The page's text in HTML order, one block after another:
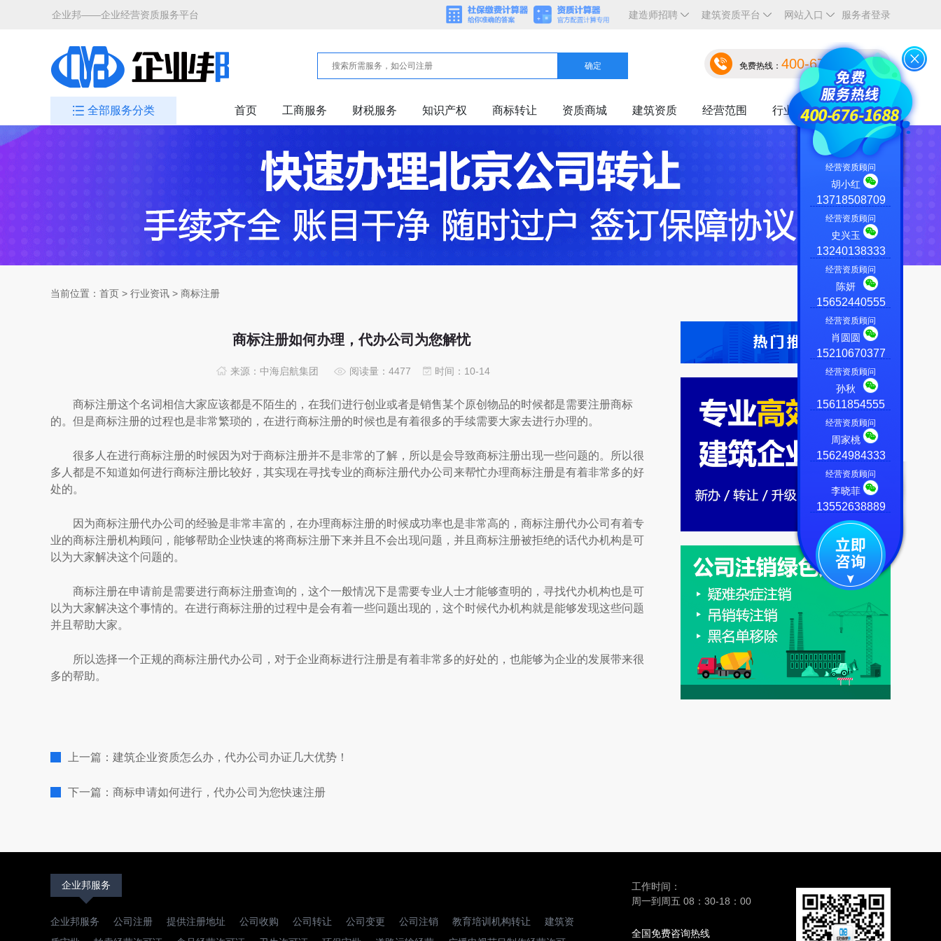
企业邦——企业经营资质服务平台 服务者登录
网站入口
建筑资质平台
建造师招聘
确定 免费热线： 400-676-1688
全部服务分类 首页 工商服务 财税服务 知识产权 商标转让 资质商城 建筑资质 经营范围 行业资讯 关于我们
当前位置： 首页 > 行业资讯 > 商标注册
商标注册如何办理，代办公司为您解忧
来源：中海启航集团 阅读量：4477 时间：10-14
商标注册这个名词相信大家应该都是不陌生的，在我们进行创业或者是销售某个原创物品的时候都是需要注册商标
的。但是商标注册的过程也是非常繁琐的，在进行商标注册的时候也是有着很多的手续需要大家去进行办理的。
很多人在进行商标注册的时候因为对于商标注册并不是非常的了解，所以是会导致商标注册出现一些问题的。所以很
多人都是不知道如何进行商标注册比较好，其实现在寻找专业的商标注册代办公司来帮忙办理商标注册是有着非常多的好
处的。
因为商标注册代办公司的经验是非常丰富的，在办理商标注册的时候成功率也是非常高的，商标注册代办公司有着专
业的商标注册机构顾问，能够帮助企业快速的将商标注册下来并且不会出现问题，并且商标注册被拒绝的话代办机构是可
以为大家解决这个问题的。
商标注册在申请前是需要进行商标注册查询的，这个一般情况下是需要专业人士才能够查明的，寻找代办机构也是可
以为大家解决这个事情的。在进行商标注册的过程中是会有着一些问题出现的，这个时候代办机构就是能够发现这些问题
并且帮助大家。
所以选择一个正规的商标注册代办公司，对于企业商标进行注册是有着非常多的好处的，也能够为企业的发展带来很
多的帮助。
上一篇：建筑企业资质怎么办，代办公司办证几大优势！
下一篇：商标申请如何进行，代办公司为您快速注册
企业邦服务
企业邦服务 公司注册 提供注册地址 公司收购 公司转让 公司变更 公司注销 教育培训机构转让
建筑资
工作时间：
周一到周五 08：30-18：00
全国免费咨询热线
经营资质顾问
胡小红
13718508709
经营资质顾问
史兴玉
13240138333
经营资质顾问
陈妍
15652440555
经营资质顾问
肖圆圆
15210670377
经营资质顾问
孙秋
15611854555
经营资质顾问
周家桃
15624984333
经营资质顾问
李晓菲
13552638889